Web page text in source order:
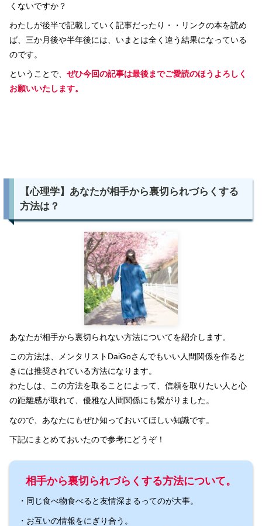
くないですか？
わたしが後半で記載していく記事だったり・・リンクの本を読め
ば、三か月後や半年後には、いまとは全く違う結果になっている
のです。
ということで、 ぜひ今回の記事は最後までご愛読のほうよろしく
お願いいたします。
【心理学】あなたが相手から裏切られづらくする
方法は？
あなたが相手から裏切られない方法についてを紹介します。
この方法は、メンタリストDaiGoさんでもいい人間関係を作ると
きには推奨されている方法になります。
わたしは、この方法を取ることによって、信頼を取りたい人と心
の距離感が取れて、優雅な人間関係にも繋がりました。
なので、あなたにもぜひ知っておいてほしい知識です。
下記にまとめておいたので参考にどうぞ！
相手から裏切られづらくする方法について。
・同じ食べ物食べると友情深まるってのが大事。
・お互いの情報をにぎり合う。